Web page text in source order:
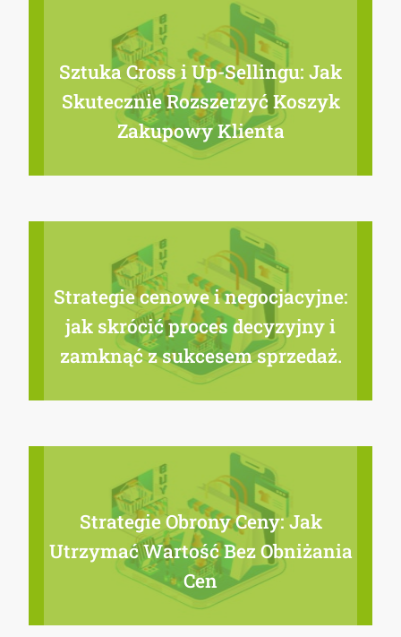
Sztuka Cross i Up-Sellingu: Jak
Skutecznie Rozszerzyć Koszyk
Zakupowy Klienta
Strategie cenowe i negocjacyjne:
jak skrócić proces decyzyjny i
zamknąć z sukcesem sprzedaż.
Strategie Obrony Ceny: Jak
Utrzymać Wartość Bez Obniżania
Cen